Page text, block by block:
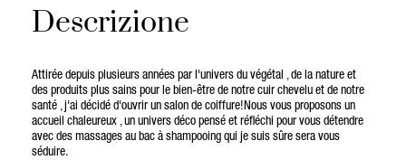
Descrizione
Attirée depuis plusieurs années par l'univers du végétal , de la nature et
des produits plus sains pour le bien-être de notre cuir chevelu et de notre
santé , j'ai décidé d'ouvrir un salon de coiffure!Nous vous proposons un
accueil chaleureux , un univers déco pensé et réfléchi pour vous détendre
avec des massages au bac à shampooing qui je suis sûre sera vous
séduire.